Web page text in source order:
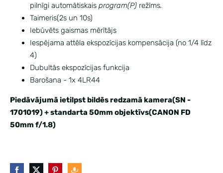
pilnīgi automātiskais program(P) režīms.
Taimeris(2s un 10s)
Iebūvēts gaismas mērītājs
Iespējama attēla ekspozīcijas kompensācija (no 1/4 līdz
4)
Dubultās ekspozīcijas funkcija
Barošana - 1x 4LR44
Piedāvājumā ietilpst bildēs redzamā kamera(SN -
1701019) + standarta 50mm objektīvs(CANON FD
50mm f/1.8)